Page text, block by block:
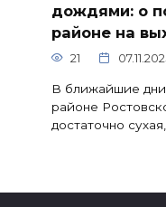
дождями: о
районе на
21
В ближайшие
районе
достаточно